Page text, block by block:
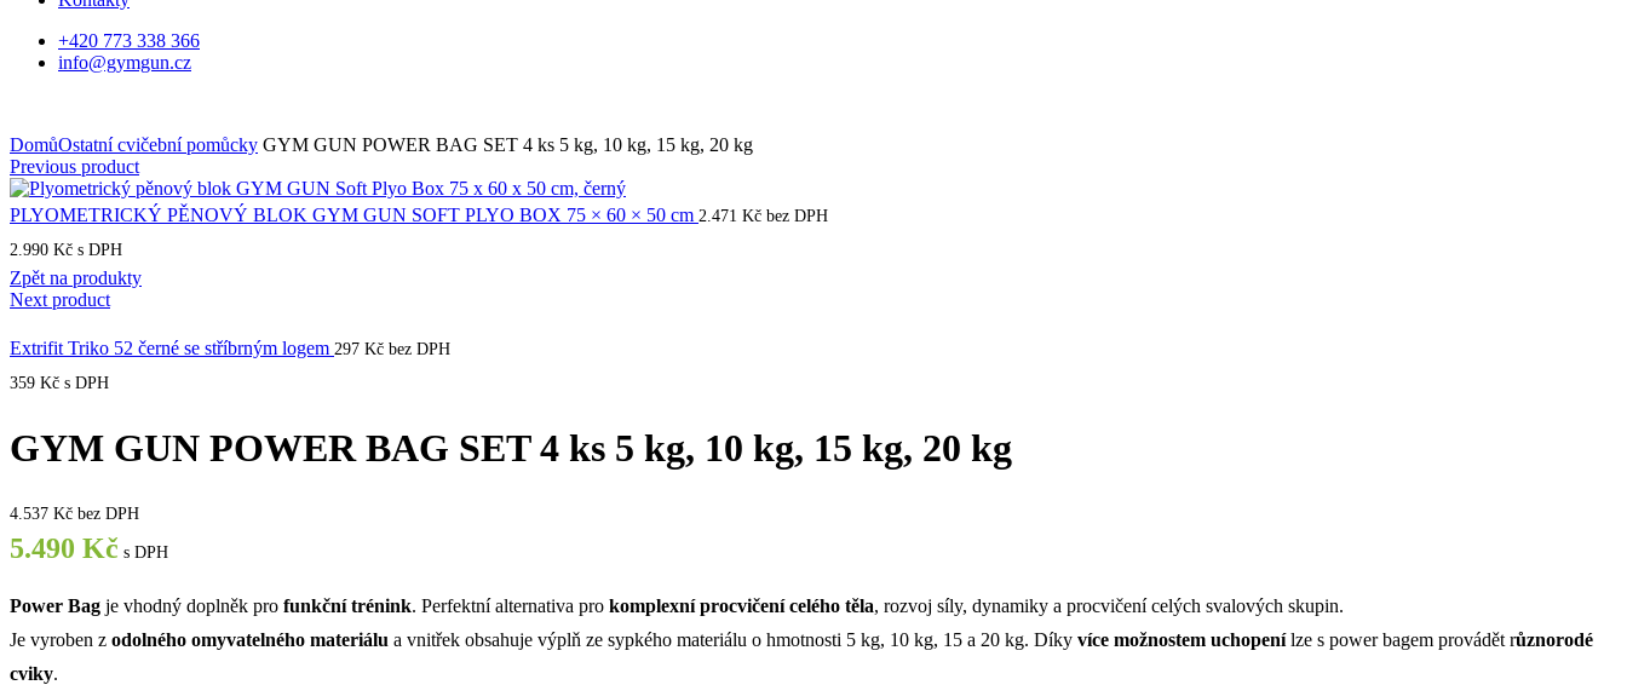
+420 773 338 366
info@gymgun.cz
DomůOstatní cvičební pomůcky GYM GUN POWER BAG SET 4 ks 5 kg, 10 kg, 15 kg, 20 kg
Previous product
PLYOMETRICKÝ PĚNOVÝ BLOK GYM GUN SOFT PLYO BOX 75 × 60 × 50 cm 2.471 Kč bez DPH
2.990 Kč s DPH
Zpět na produkty
Next product
Extrifit Triko 52 černé se stříbrným logem 297 Kč bez DPH
359 Kč s DPH
GYM GUN POWER BAG SET 4 ks 5 kg, 10 kg, 15 kg, 20 kg
4.537 Kč bez DPH
5.490 Kč s DPH
Power Bag je vhodný doplněk pro funkční trénink. Perfektní alternativa pro komplexní procvičení celého těla, rozvoj síly, dynamiky a procvičení celých svalových skupin.
Je vyroben z odolného omyvatelného materiálu a vnitřek obsahuje výplň ze sypkého materiálu o hmotnosti 5 kg, 10 kg, 15 a 20 kg. Díky více možnostem uchopenílze s power bagem provádět různorodé
cviky.